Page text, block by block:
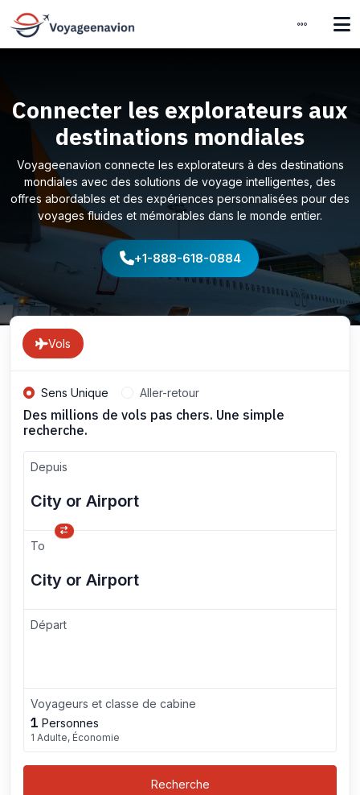
Connecter les explorateurs aux
destinations mondiales
Voyageenavion connecte les explorateurs à des destinations
mondiales avec des solutions de voyage intelligentes, des
offres abordables et des expériences personnalisées pour des
voyages fluides et mémorables dans le monde entier.
+1-888-618-0884
Vols
Sens Unique Aller-retour
Des millions de vols pas chers. Une simple
recherche.
Depuis
To
Départ
Voyageurs et classe de cabine
1 Personnes
1 Adulte, Économie
Recherche